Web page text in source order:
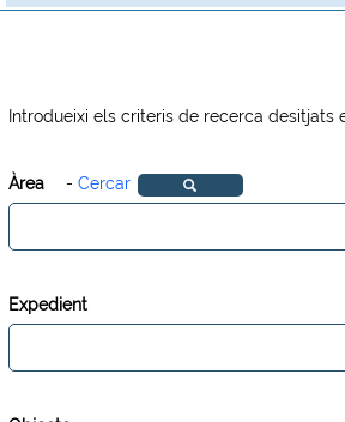
Introdueixi els criteris de recerca desitjats
Àrea - Cercar
Expedient